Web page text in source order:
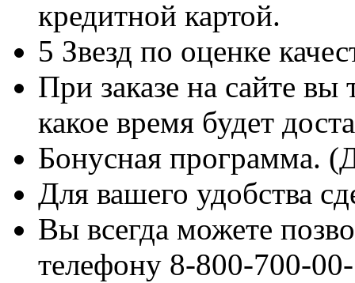
кредитной картой.
5 Звезд по оценке
При заказе на сайте вы
какое время будет
Бонусная программа.
Для вашего удобства
Вы всегда можете
телефону 8-800-700-